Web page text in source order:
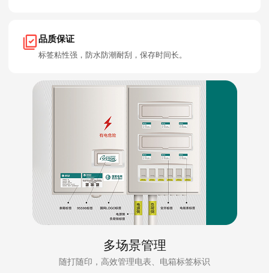
品质保证
标签粘性强，防水防潮耐刮，保存时间长。
多场景管理
随打随印，高效管理电表、电箱标签标识